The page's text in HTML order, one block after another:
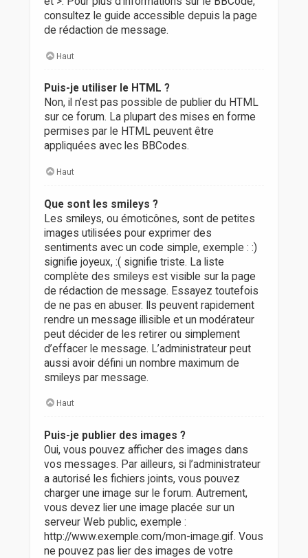
consultez le guide accessible depuis la page
de rédaction de message.
Haut
Puis-je utiliser le HTML ?
Non, il n’est pas possible de publier du HTML
sur ce forum. La plupart des mises en forme
permises par le HTML peuvent être
appliquées avec les BBCodes.
Haut
Que sont les smileys ?
Les smileys, ou émoticônes, sont de petites
images utilisées pour exprimer des
sentiments avec un code simple, exemple : :)
signifie joyeux, :( signifie triste. La liste
complète des smileys est visible sur la page
de rédaction de message. Essayez toutefois
de ne pas en abuser. Ils peuvent rapidement
rendre un message illisible et un modérateur
peut décider de les retirer ou simplement
d’effacer le message. L’administrateur peut
aussi avoir défini un nombre maximum de
smileys par message.
Haut
Puis-je publier des images ?
Oui, vous pouvez afficher des images dans
vos messages. Par ailleurs, si l’administrateur
a autorisé les fichiers joints, vous pouvez
charger une image sur le forum. Autrement,
vous devez lier une image placée sur un
serveur Web public, exemple :
http://www.exemple.com/mon-image.gif. Vous
ne pouvez pas lier des images de votre